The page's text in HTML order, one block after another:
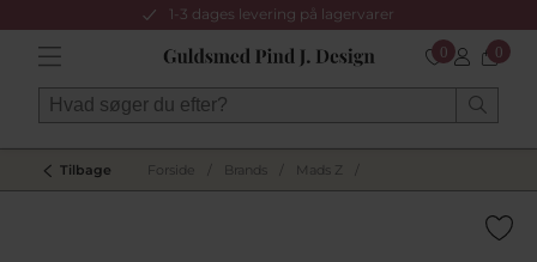
1-3 dages levering på lagervarer
0 0
Tilbage Forside Brands Mads Z